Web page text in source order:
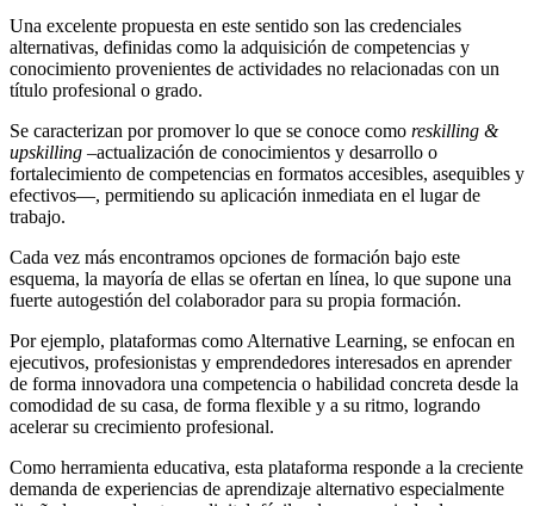
Una excelente propuesta en este sentido son las credenciales
alternativas, definidas como la adquisición de competencias y
conocimiento provenientes de actividades no relacionadas con un
título profesional o grado.
Se caracterizan por promoverlo que se conoce como reskilling &
upskilling –actualización de conocimientos y desarrollo o
fortalecimiento de competencias en formatos accesibles, asequibles y
efectivos—, permitiendo su aplicación inmediata en el lugar de
trabajo.
Cada vez más encontramos opciones de formación bajo este
esquema, la mayoría de ellas se ofertan en línea, lo que supone una
fuerte autogestión del colaborador para su propia formación.
Por ejemplo, plataformas comoAlternative Learning, se enfocan en
ejecutivos, profesionistas y emprendedores interesados en aprender
de forma innovadora una competencia o habilidad concreta desde la
comodidad de su casa, de forma flexible y a su ritmo, logrando
acelerar su crecimiento profesional.
Como herramienta educativa, esta plataforma responde a la creciente
demanda de experiencias de aprendizaje alternativo especialmente